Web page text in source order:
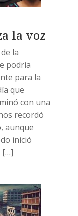
la voz
la
podría
para la
que
con una
recordó
aunque
inició
[…]